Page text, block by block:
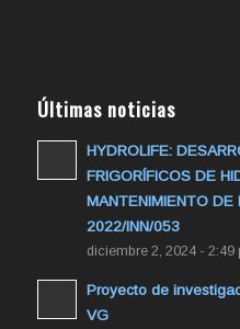
Últimas noticias
HYDROLIFE:
FRIGORÍFICOS DE
MANTENIMIENTO DE
2022/INN/053
diciembre 2, 2024 - 2:49
Proyecto de
VG